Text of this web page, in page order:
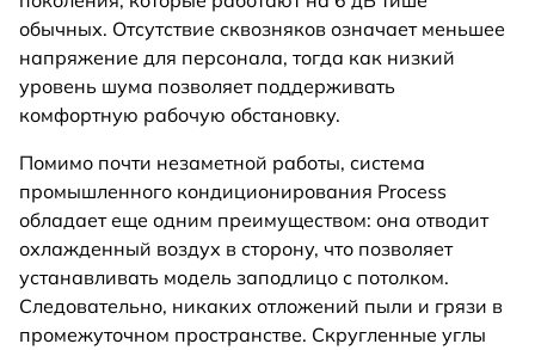
обычных. Отсутствие сквозняков означает меньшее
напряжение для персонала, тогда как низкий
уровень шума позволяет поддерживать
комфортную рабочую обстановку.
Помимо почти незаметной работы, система
промышленного кондиционирования Process
обладает еще одним преимуществом: она отводит
охлажденный воздух в сторону, что позволяет
устанавливать модель заподлицо с потолком.
Следовательно, никаких отложений пыли и грязи в
промежуточном пространстве. Скругленные углы